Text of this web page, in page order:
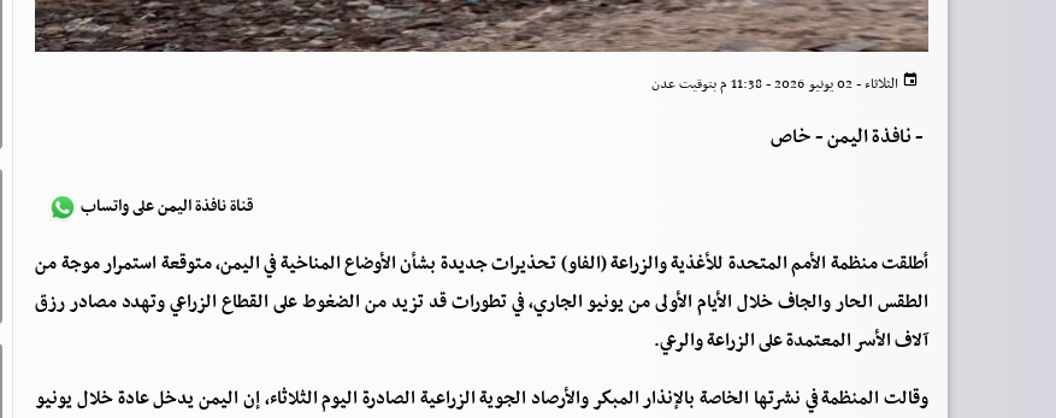
الثلاثاء - 02 يونيو 2026 - 11:38 م بتوقيت عدن
-نافذة اليمن - خاص
قناة نافذة اليمن على واتساب
أطلقت منظمة الأمم المتحدة للأغذية والزراعة (الفاو) تحذيرات جديدة بشأن الأوضاع المناخية في اليمن، متوقعة استمرار موجة من
الطقس الحار والجاف خلال الأيام الأولى من يونيو الجاري، في تطورات قد تزيد من الضغوط على القطاع الزراعي وتهدد مصادر رزق
آلاف الأسر المعتمدة على الزراعة والرعي.
وقالت المنظمة في نشرتها الخاصة بالإنذار المبكر والأرصاد الجوية الزراعية الصادرة اليوم الثلاثاء، إن اليمن يدخل عادة خلال يونيو